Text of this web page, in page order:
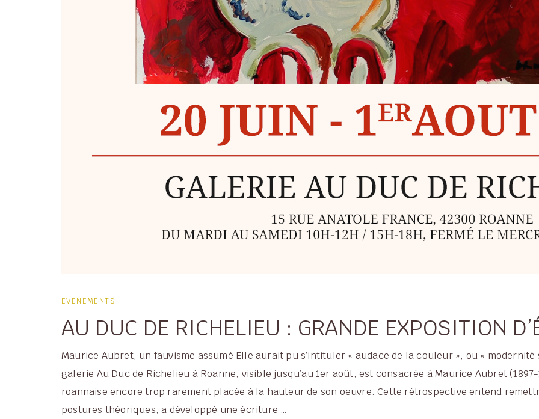
EVENEMENTS
AU DUC DE RICHELIEU : GRANDE EXPOSITION
Maurice Aubret, un fauvisme assumé Elle aurait pu s’intituler « audace de la couleur », ou « modernité
galerie Au Duc de Richelieu à Roanne, visible jusqu’au 1er août, est consacrée à Maurice Aubret
roannaise encore trop rarement placée à la hauteur de son oeuvre. Cette rétrospective entend
postures théoriques, a développé une écriture …